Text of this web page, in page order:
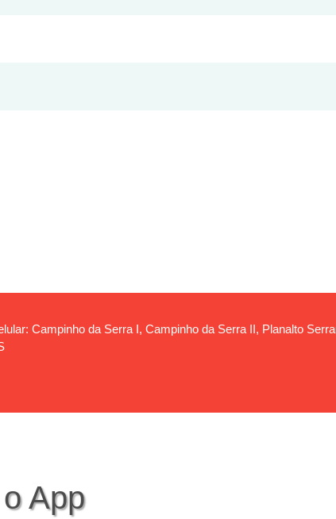
Campinho da Serra I, Campinho da Serra II, Planalto
App